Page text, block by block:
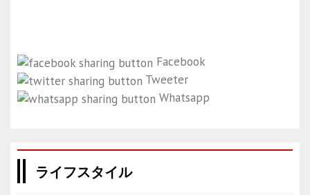
Facebook
Tweeter
Whatsapp
ライフスタイル